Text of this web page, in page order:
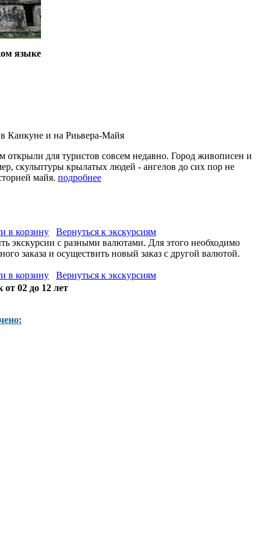
языке
Канкуне и на Риьвера-Майя
открыли для туристов совсем недавно. Город живописен и
скульптуры крылатых людей - ангелов до сих пор не
майя. подробнее
в корзину
Вернуться к экскурсиям
экскурсии с разными валютами. Для этого необходимо
заказа и осуществить новый заказ с другой валютой.
в корзину
Вернуться к экскурсиям
от 02 до 12 лет